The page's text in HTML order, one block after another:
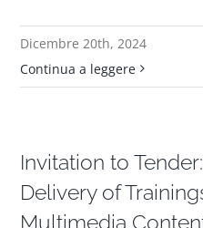
Dicembre 20th, 2024
Continua a leggere
Invitation to
Delivery of
Multimedia